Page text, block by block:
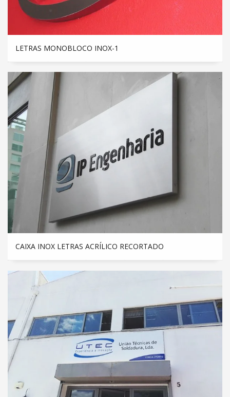
LETRAS MONOBLOCO INOX-1
CAIXA INOX LETRAS ACRÍLICO RECORTADO